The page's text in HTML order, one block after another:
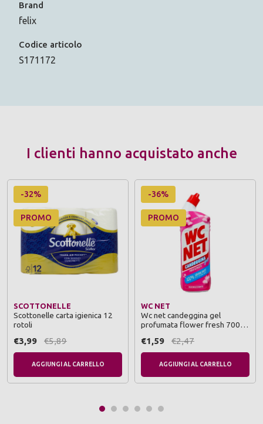
Brand
felix
Codice articolo
S171172
I clienti hanno acquistato anche
-32%
PROMO
SCOTTONELLE
Scottonelle carta igienica 12
rotoli
€3,99 €5,89
AGGIUNGI AL CARRELLO
-36%
PROMO
WC NET
Wc net candeggina gel
profumata flower fresh 700
€1,59 €2,47
AGGIUNGI AL CARRELLO